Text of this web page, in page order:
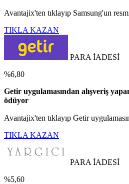
Avantajix'ten tıklayıp Samsung'un
TIKLA KAZAN
PARA İADESİ
%6,80
Getir uygulamasından alışveriş
ödüyor
Avantajix'ten tıklayıp Getir
TIKLA KAZAN
PARA İADESİ
%5,60